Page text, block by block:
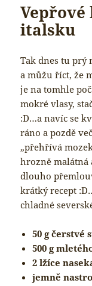
italsku
Tak dnes tu
a můžu říct, že
je na tomhle
mokré vlasy,
:D…a navíc se
ráno a pozdě
„přehřívá
hrozně malátná
dlouho
krátký recept
chladné
50 g čerstvé
500 g
2 lžíce
jemně